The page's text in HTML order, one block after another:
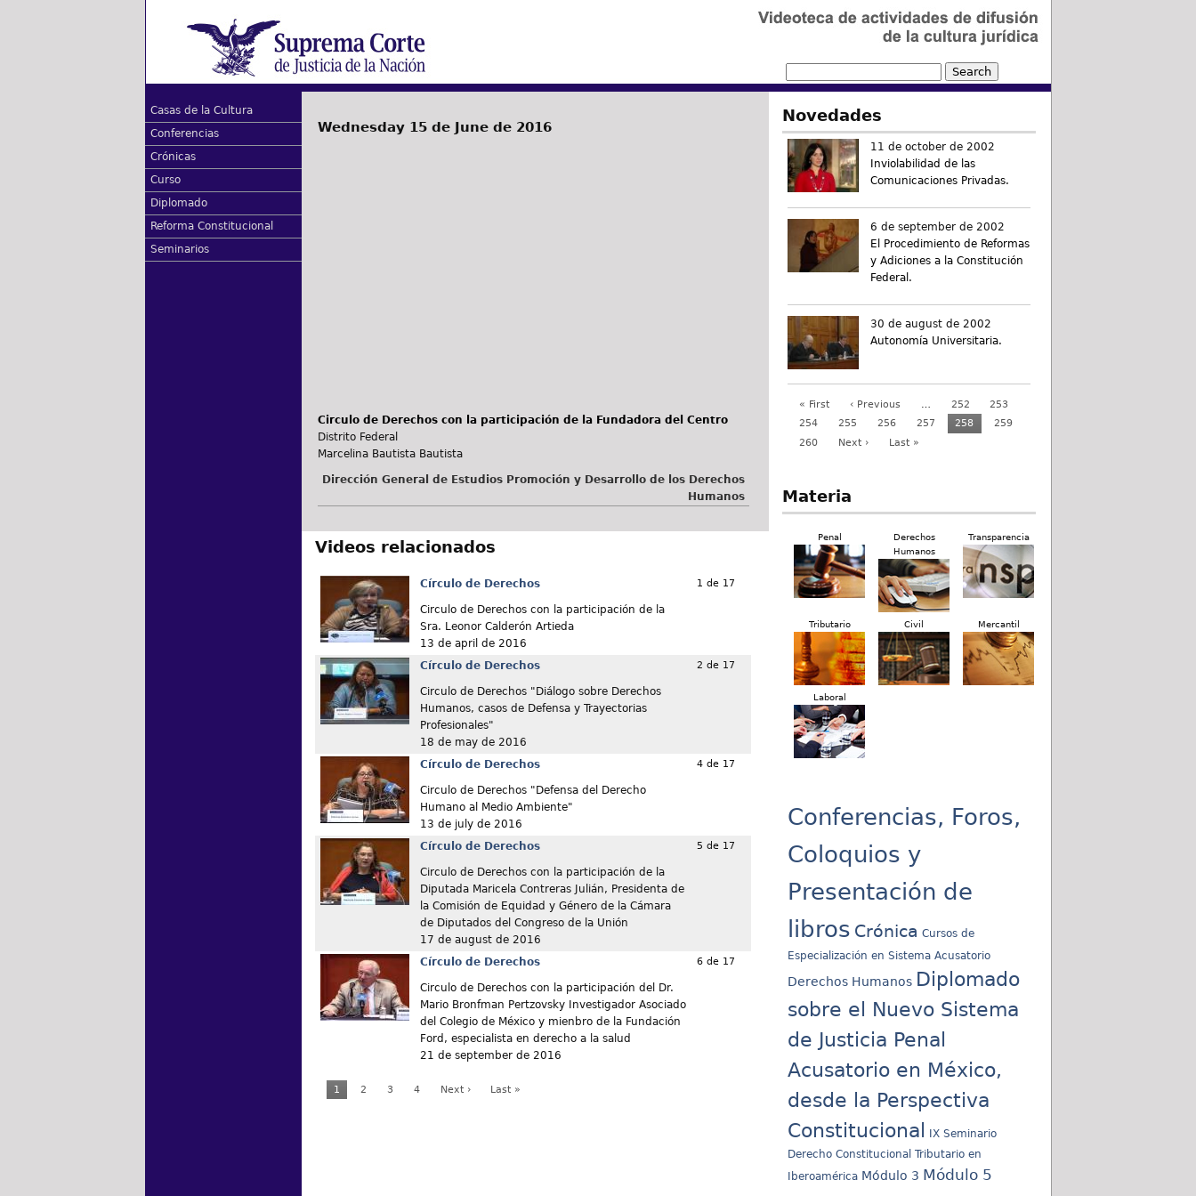
Casas de la Cultura
Conferencias
Crónicas
Curso
Diplomado
Reforma Constitucional
Seminarios
Wednesday 15 de June de 2016
Circulo de Derechos con la participación de la Fundadora del Centro
Distrito Federal
Marcelina Bautista Bautista
Dirección General de Estudios Promoción y Desarrollo de los Derechos
Humanos
Videos relacionados
Círculo de Derechos
Circulo de Derechos con la participación de la
Sra. Leonor Calderón Artieda
13 de april de 2016
1 de 17
Círculo de Derechos
Circulo de Derechos "Diálogo sobre Derechos
Humanos, casos de Defensa y Trayectorias
Profesionales"
18 de may de 2016
2 de 17
Círculo de Derechos
Circulo de Derechos "Defensa del Derecho
Humano al Medio Ambiente"
13 de july de 2016
4 de 17
Círculo de Derechos
Circulo de Derechos con la participación de la
Diputada Maricela Contreras Julián, Presidenta de
la Comisión de Equidad y Género de la Cámara
de Diputados del Congreso de la Unión
17 de august de 2016
5 de 17
Círculo de Derechos
Circulo de Derechos con la participación del Dr.
Mario Bronfman Pertzovsky Investigador Asociado
del Colegio de México y mienbro de la Fundación
Ford, especialista en derecho a la salud
21 de september de 2016
6 de 17
1 2 3 4 Next › Last »
Novedades
11 de october de 2002
Inviolabilidad de las
Comunicaciones Privadas.
6 de september de 2002
El Procedimiento de Reformas
y Adiciones a la Constitución
Federal.
30 de august de 2002
Autonomía Universitaria.
« First ‹ Previous … 252
253
254
255 256 257 258
259
260
Next › Last »
Materia
Penal
Derechos
Humanos
Transparencia
Tributario Civil Mercantil
Laboral
Conferencias, Foros,
Coloquios y
Presentación de
libros Crónica Cursos de
Especialización en Sistema Acusatorio
Derechos Humanos Diplomado
sobre el Nuevo Sistema
de Justicia Penal
Acusatorio en México,
desde la Perspectiva
Constitucional
IX Seminario
Derecho Constitucional Tributario en
Iberoamérica Módulo 3 Módulo 5